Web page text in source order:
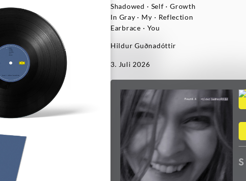
Shadowed · Self · Growth
In Gray · My · Reflection
Earbrace · You
Hildur Guðnadóttir
3. Juli 2026